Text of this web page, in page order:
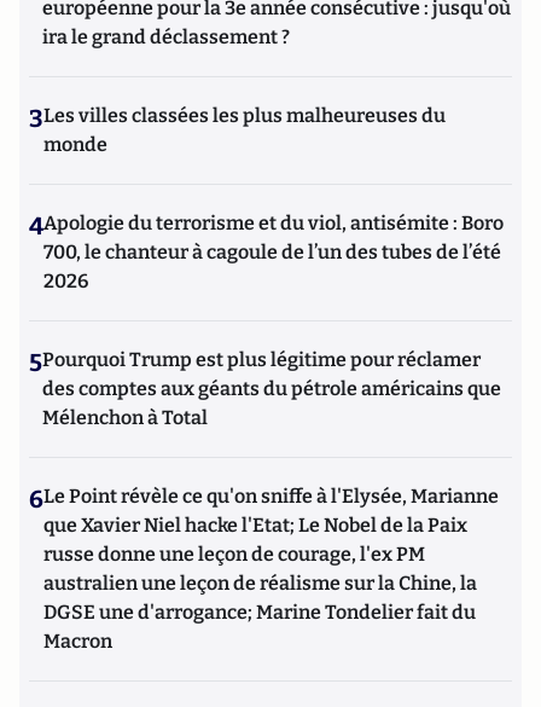
européenne pour la 3e année consécutive : jusqu'où
ira le grand déclassement ?
3Les villes classées les plus malheureuses du
monde
4Apologie du terrorisme et du viol, antisémite : Boro
700, le chanteur à cagoule de l’un des tubes de l’été
2026
5Pourquoi Trump est plus légitime pour réclamer
des comptes aux géants du pétrole américains que
Mélenchon à Total
6Le Point révèle ce qu'on sniffe à l'Elysée, Marianne
que Xavier Niel hacke l'Etat; Le Nobel de la Paix
russe donne une leçon de courage, l'ex PM
australien une leçon de réalisme sur la Chine, la
DGSE une d'arrogance; Marine Tondelier fait du
Macron